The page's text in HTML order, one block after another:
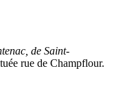
de Saint-
rue de Champflour.